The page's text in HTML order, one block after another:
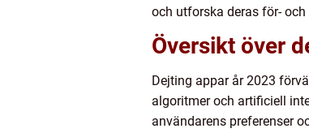
och utforska deras för- och
Översikt över
Dejting appar år 2023
algoritmer och artificiell
användarens preferenser